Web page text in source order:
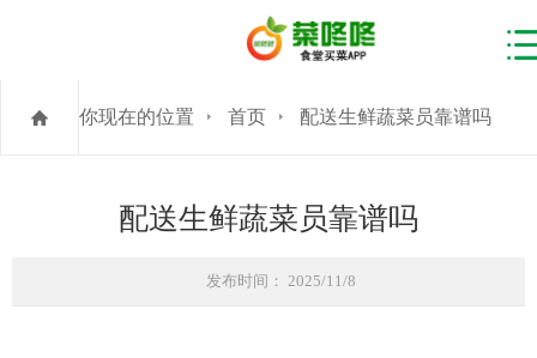
你现在的位置 首页 配送生鲜蔬菜员靠谱吗
配送生鲜蔬菜员靠谱吗
发布时间： 2025/11/8